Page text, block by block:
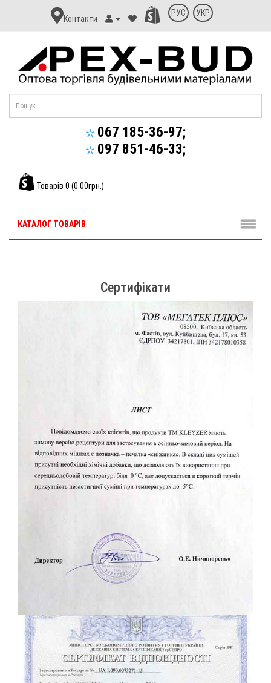
Контакт
Апекс-
Контакти
РУС УКР
067 185-36-97;
097 851-46-33;
Товарів 0 (0.00грн.)
КАТАЛОГ ТОВАРІВ
Сертифікати